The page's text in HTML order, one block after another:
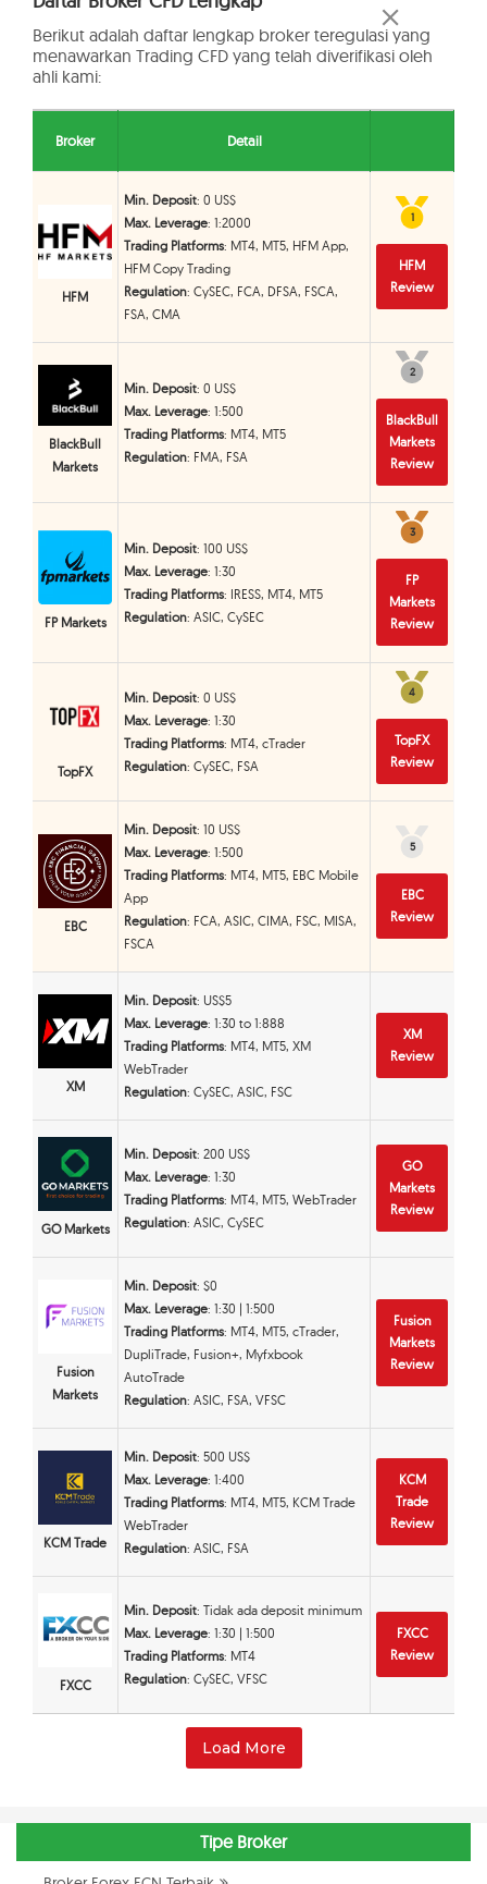
Berikut adalah daftar lengkap broker teregulasi yang
menawarkan Trading CFD yang telah diverifikasi oleh
ahli kami:
Broker Detail
HFM
Min. Deposit: 0 US$
Max. Leverage: 1:2000
Trading Platforms: MT4, MT5, HFM App,
HFM Copy Trading
Regulation: CySEC, FCA, DFSA, FSCA,
FSA, CMA
11
HFM
Review
BlackBull
Markets
Min. Deposit: 0 US$
Max. Leverage: 1:500
Trading Platforms: MT4, MT5
Regulation: FMA, FSA
2
2
BlackBull
Markets
Review
FP Markets
Min. Deposit: 100 US$
Max. Leverage: 1:30
Trading Platforms: IRESS, MT4, MT5
Regulation: ASIC, CySEC
3
3
FP
Markets
Review
TopFX
Min. Deposit: 0 US$
Max. Leverage: 1:30
Trading Platforms: MT4, cTrader
Regulation: CySEC, FSA
4
4
TopFX
Review
EBC
Min. Deposit: 10 US$
Max. Leverage: 1:500
Trading Platforms: MT4, MT5, EBC Mobile
App
Regulation: FCA, ASIC, CIMA, FSC, MISA,
FSCA
5
5
EBC
Review
XM
Min. Deposit: US$5
Max. Leverage: 1:30 to 1:888
Trading Platforms: MT4, MT5, XM
WebTrader
Regulation: CySEC, ASIC, FSC
XM
Review
GO Markets
Min. Deposit: 200 US$
Max. Leverage: 1:30
Trading Platforms: MT4, MT5, WebTrader
Regulation: ASIC, CySEC
GO
Markets
Review
Fusion
Markets
Min. Deposit: $0
Max. Leverage: 1:30 | 1:500
Trading Platforms: MT4, MT5, cTrader,
DupliTrade, Fusion+, Myfxbook
AutoTrade
Regulation: ASIC, FSA, VFSC
Fusion
Markets
Review
KCM Trade
Min. Deposit: 500 US$
Max. Leverage: 1:400
Trading Platforms: MT4, MT5, KCM Trade
WebTrader
Regulation: ASIC, FSA
KCM
Trade
Review
FXCC
Min. Deposit: Tidak ada deposit minimum
Max. Leverage: 1:30 | 1:500
Trading Platforms: MT4
Regulation: CySEC, VFSC
FXCC
Review
Load More
Tipe Broker